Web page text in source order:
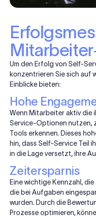
Um den Erfolg von Self-
konzentrieren Sie sich auf
Einblicke bieten:
Hohe
Wenn Mitarbeiter aktiv die
Service-Optionen nutzen,
Tools erkennen. Dieses
hin, dass Self-Service Teil
in die Lage versetzt, ihre
Zeitersparnis
Eine wichtige Kennzahl,
die bei Aufgaben
wurden. Durch die
Prozesse optimieren,